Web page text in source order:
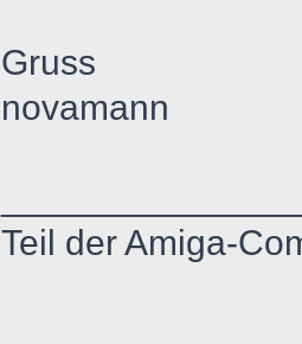
Gruss
novamann
Teil der Amiga-